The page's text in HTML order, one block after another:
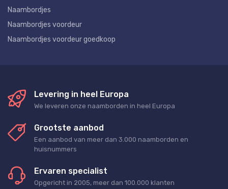
Naambordjes
Naambordjes voordeur
Naambordjes voordeur goedkoop
Levering in heel Europa
We leveren onze naamborden in heel Europa
Grootste aanbod
Een aanbod van meer dan 3.000 naamborden en
huisnummers
Ervaren specialist
Opgericht in 2005, meer dan 100.000 klanten